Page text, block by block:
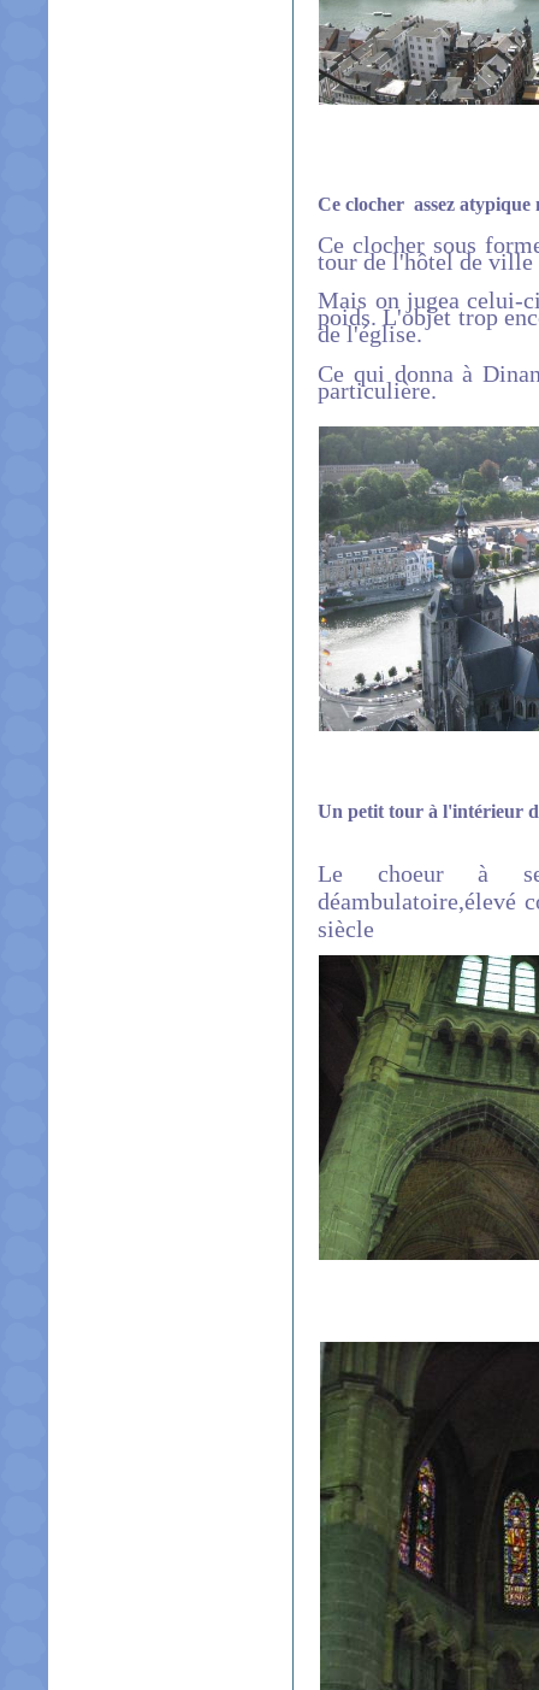
Ce clocher assez
Ce clocher sous
tour de l'hôtel de ville
Mais on jugea celui-
poids. L'objet trop
de l'église.
Ce qui donna à
particulière.
Un petit tour à l'intérieur
Le choeur à
déambulatoire,élevé
siècle